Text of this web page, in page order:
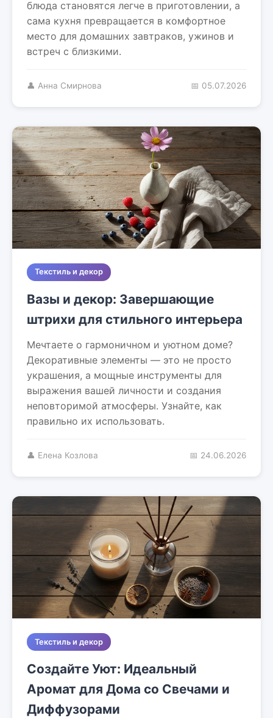
блюда становятся легче в приготовлении, а
сама кухня превращается в комфортное
место для домашних завтраков, ужинов и
встреч с близкими.
👤 Анна Смирнова 📅 05.07.2026
Текстиль и декор
Вазы и декор: Завершающие
штрихи для стильного интерьера
Мечтаете о гармоничном и уютном доме?
Декоративные элементы — это не просто
украшения, а мощные инструменты для
выражения вашей личности и создания
неповторимой атмосферы. Узнайте, как
правильно их использовать.
👤 Елена Козлова 📅 24.06.2026
Текстиль и декор
Создайте Уют: Идеальный
Аромат для Дома со Свечами и
Диффузорами